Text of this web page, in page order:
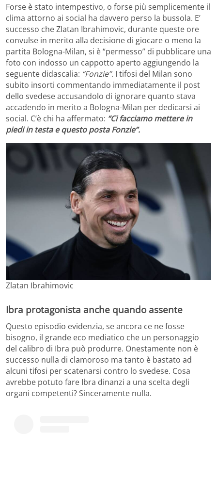
Forse è stato intempestivo, o forse più semplicemente il
clima attorno ai social ha davvero perso la bussola. E’
successo che Zlatan Ibrahimovic, durante queste ore
convulse in merito alla decisione di giocare o meno la
partita Bologna-Milan, si è “permesso” di pubblicare una
foto con indosso un cappotto aperto aggiungendo la
seguente didascalia: “Fonzie”. I tifosi del Milan sono
subito insorti commentando immediatamente il post
dello svedese accusandolo di ignorare quanto stava
accadendo in merito a Bologna-Milan per dedicarsi ai
social. C’è chi ha affermato: “Ci facciamo mettere in
piedi in testa e questo posta Fonzie”.
Zlatan Ibrahimovic
Ibra protagonista anche quando assente
Questo episodio evidenzia, se ancora ce ne fosse
bisogno, il grande eco mediatico che un personaggio
del calibro di Ibra può produrre. Onestamente non è
successo nulla di clamoroso ma tanto è bastato ad
alcuni tifosi per scatenarsi contro lo svedese. Cosa
avrebbe potuto fare Ibra dinanzi a una scelta degli
organi competenti? Sinceramente nulla.